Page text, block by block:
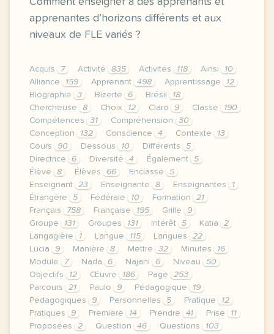
apprenantes d’horizons différents et aux
niveaux de FLE variés ?
Acquis 7 Activité 835 Activités 118 Ainsi
10
Alliance
159 Apprenant 498 Apprentissage
12
Biographie
3 Bizerte 6 Brésil
18
Chercheuse
8 Choix 12 Claro 9 Classe
190
Compétences
31 Compréhension
30
Conception
132 Conscience 4 Contexte
13
Cours
90 Dessous 10 Différents
5
Directrice
6 Diversité 4 Également
5
Élève
8 Élèves 66 Enclasse
5
Enseignant
23 Enseignante 8 Enseignantes
1
Étrangère
5 Fédérale 10 Formation
21
Français
758 Française 195 Grille
9
Groupe
131 Groupes 131 Intérêt 5 Katia
2
Langagière
1 Langue 115 Langues
22
Lucia
9 Manière 8 Mettre 32 Minutes
16
Module
7 Nada 6 Najahi 6 Niveau
50
Objectifs
12 Œuvre 186 Page
253
Parcours
21 Paulo 9 Pédagogique
19
Pédagogiques
9 Personnelles 5 Pratique
12
Pratiques
9 Première 14 Prendre 41 Prise
11
Proposées
2 Question 46 Questions
103